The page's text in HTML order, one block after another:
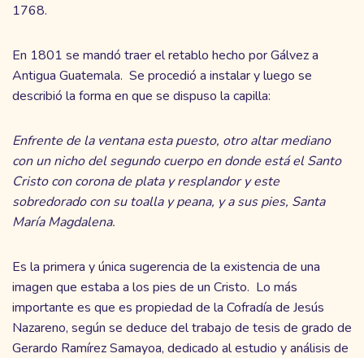
1768.
En 1801 se mandó traer el retablo hecho por Gálvez a
Antigua Guatemala. Se procedió a instalar y luego se
describió la forma en que se dispuso la capilla:
Enfrente de la ventana esta puesto, otro altar mediano
con un nicho del segundo cuerpo en donde está el Santo
Cristo con corona de plata y resplandor y este
sobredorado con su toalla y peana, y a sus pies, Santa
María Magdalena.
Es la primera y única sugerencia de la existencia de una
imagen que estaba a los pies de un Cristo. Lo más
importante es que es propiedad de la Cofradía de Jesús
Nazareno, según se deduce del trabajo de tesis de grado de
Gerardo Ramírez Samayoa, dedicado al estudio y análisis de